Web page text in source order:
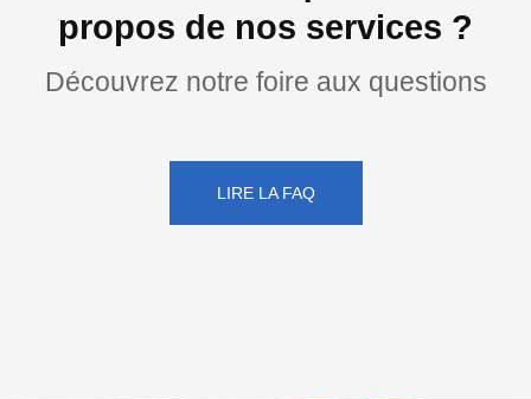
propos de nos services ?
Découvrez notre foire aux questions
LIRE LA FAQ